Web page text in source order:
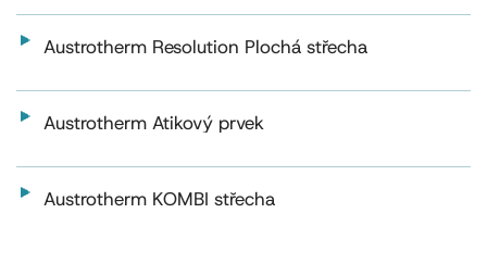
Austrotherm Resolution Plochá střecha
Austrotherm Atikový prvek
Austrotherm KOMBI střecha